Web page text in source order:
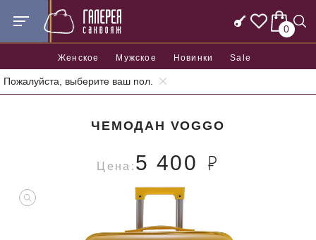
0
Женское Мужское Новинки Sale
Пожалуйста, выберите ваш пол.
Главная Дорожная серия Чемоданы
ЧЕМОДАН VOGGO
Цена: 5 400